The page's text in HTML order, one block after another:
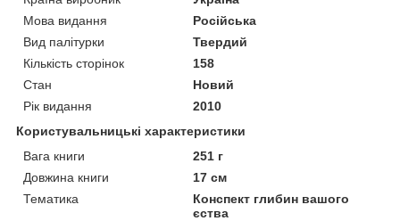
Мова видання
Російська
Вид палітурки
Твердий
Кількість сторінок
158
Стан
Новий
Рік видання
2010
Користувальницькі характеристики
Вага книги
251 г
Довжина книги
17 см
Тематика
Конспект глибин вашого
єства